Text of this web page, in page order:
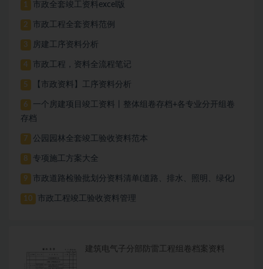
1 市政全套竣工资料excel版
2 市政工程全套资料范例
3 房建工序资料分析
4 市政工程，资料全流程笔记
5 【市政资料】工序资料分析
6
一个房建项目竣工资料丨整体组卷存档+各专业分开组卷
存档
7 公园园林全套竣工验收资料范本
8 专项施工方案大全
9 市政道路检验批划分资料清单(道路、排水、照明、绿化)
10 市政工程竣工验收资料管理
建筑电气子分部防雷工程组卷档案资料